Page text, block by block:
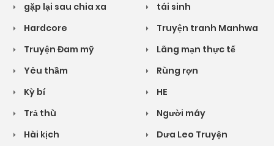
gặp lại sau chia xa
tái sinh
Hardcore
Truyện tranh Manhwa
Truyện Đam mỹ
Lãng mạn thực tế
Yêu thầm
Rùng rợn
Kỳ bí
HE
Trả thù
Người máy
Hài kịch
Dưa Leo Truyện